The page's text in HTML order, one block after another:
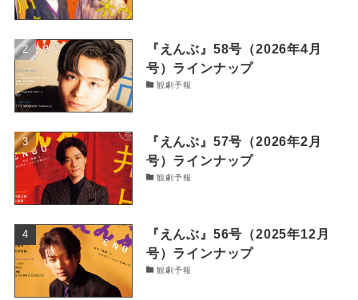
『えんぶ』58号（2026年4月
号）ラインナップ
観劇予報
『えんぶ』57号（2026年2月
号）ラインナップ
観劇予報
『えんぶ』56号（2025年12月
号）ラインナップ
観劇予報